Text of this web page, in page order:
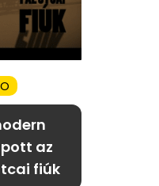
az
fiúk